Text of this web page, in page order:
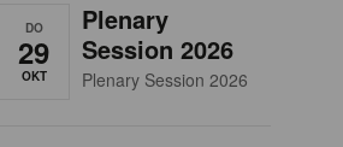
DO
29
OKT
Plenary
Session 2026
Plenary Session 2026